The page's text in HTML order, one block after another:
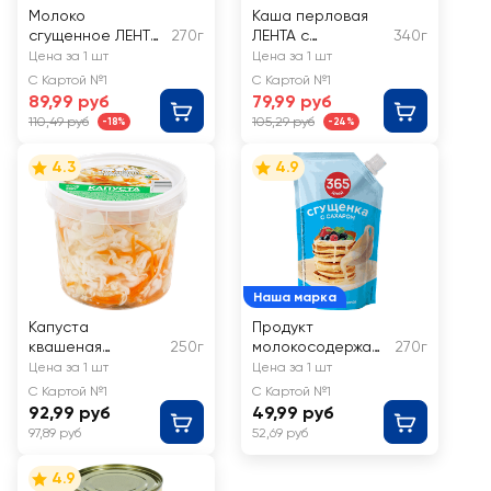
Молоко
сгущенное ЛЕНТА
без змж
270г
Цена за 1 шт
С Картой №1
89,99 руб
110,49 руб -18%
Каша перловая
ЛЕНТА с
говядиной
340г
Цена за 1 шт
С Картой №1
79,99 руб
105,29 руб -24%
4.3
Капуста
квашеная
ТРАДИЦИИ ВКУСА
По-деревенски
250г
Цена за 1 шт
С Картой №1
92,99 руб
97,89 руб
Наша марка
4.9
Продукт
молокосодержащ
ий 365 ДНЕЙ
Сгущенка с
сахаром 1%, без
змж
270г
Цена за 1 шт
С Картой №1
49,99 руб
52,69 руб
4.9